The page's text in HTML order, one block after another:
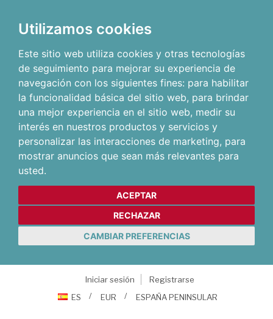
Utilizamos cookies
Este sitio web utiliza cookies y otras tecnologías
de seguimiento para mejorar su experiencia de
navegación con los siguientes fines: para habilitar
la funcionalidad básica del sitio web, para brindar
una mejor experiencia en el sitio web, medir su
interés en nuestros productos y servicios y
personalizar las interacciones de marketing, para
mostrar anuncios que sean más relevantes para
usted.
ACEPTAR
RECHAZAR
CAMBIAR PREFERENCIAS
Iniciar sesión
Registrarse
ES
EUR ESPAÑA PENINSULAR